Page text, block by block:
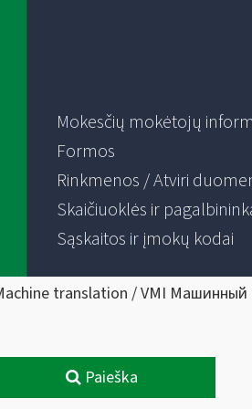
Mokesčių mokėtojų
Formos
Rinkmenos / Atviri
Skaičiuoklės ir
Sąskaitos ir įmokų kodai
translation / VMI
Paieška